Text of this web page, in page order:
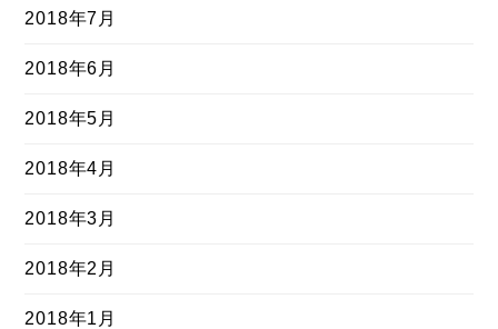
2018年7月
2018年6月
2018年5月
2018年4月
2018年3月
2018年2月
2018年1月